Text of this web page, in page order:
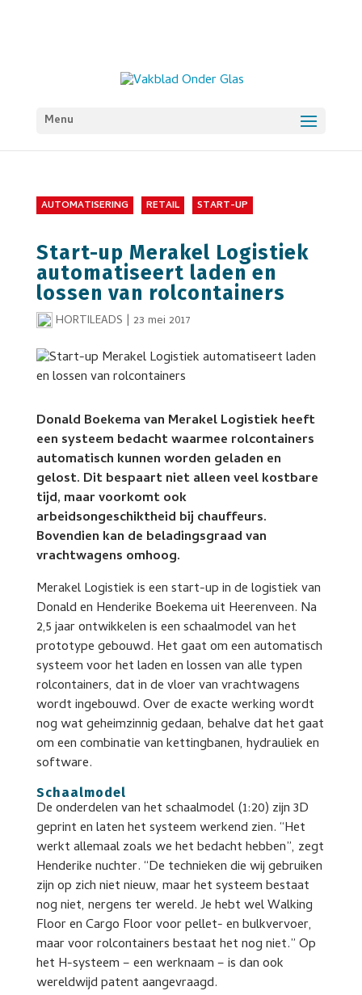
Menu
AUTOMATISERING RETAIL START-UP
Start-up Merakel Logistiek
automatiseert laden en
lossen van rolcontainers
HORTILEADS | 23 mei 2017
Donald Boekema van Merakel Logistiek heeft
een systeem bedacht waarmee rolcontainers
automatisch kunnen worden geladen en
gelost. Dit bespaart niet alleen veel kostbare
tijd, maar voorkomt ook
arbeidsongeschiktheid bij chauffeurs.
Bovendien kan de beladingsgraad van
vrachtwagens omhoog.
Merakel Logistiek is een start-up in de logistiek van
Donald en Henderike Boekema uit Heerenveen. Na
2,5 jaar ontwikkelen is een schaalmodel van het
prototype gebouwd. Het gaat om een automatisch
systeem voor het laden en lossen van alle typen
rolcontainers, dat in de vloer van vrachtwagens
wordt ingebouwd. Over de exacte werking wordt
nog wat geheimzinnig gedaan, behalve dat het gaat
om een combinatie van kettingbanen, hydrauliek en
software.
Schaalmodel
De onderdelen van het schaalmodel (1:20) zijn 3D
geprint en laten het systeem werkend zien. “Het
werkt allemaal zoals we het bedacht hebben”, zegt
Henderike nuchter. “De technieken die wij gebruiken
zijn op zich niet nieuw, maar het systeem bestaat
nog niet, nergens ter wereld. Je hebt wel Walking
Floor en Cargo Floor voor pellet- en bulkvervoer,
maar voor rolcontainers bestaat het nog niet.” Op
het H-systeem – een werknaam – is dan ook
wereldwijd patent aangevraagd.